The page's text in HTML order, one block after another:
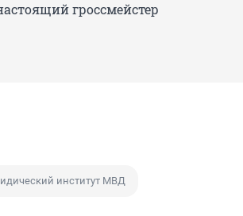
гроссмейстер
институт МВД